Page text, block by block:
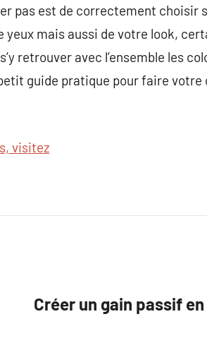
pas est de correctement choisir
mais aussi de votre look,
retrouver avec l’ensemble les
guide pratique pour faire
visitez
Créer un gain passif